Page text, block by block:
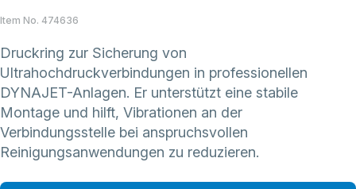
Item No. 474636
Druckring zur Sicherung von
Ultrahochdruckverbindungen in professionellen
DYNAJET-Anlagen. Er unterstützt eine stabile
Montage und hilft, Vibrationen an der
Verbindungsstelle bei anspruchsvollen
Reinigungsanwendungen zu reduzieren.